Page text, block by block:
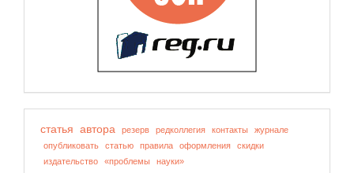
статья автора резерв редколлегия контакты
журнале
опубликовать
статью правила оформления
скидки
издательство
«проблемы науки»